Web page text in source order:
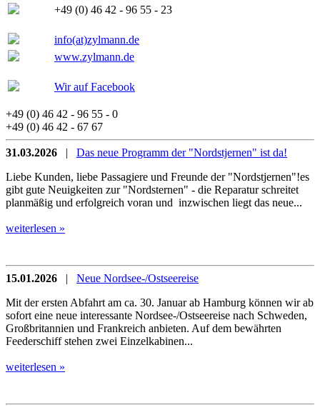
+49 (0) 46 42 - 96 55 - 23
info(at)zylmann.de
www.zylmann.de
Wir auf Facebook
+49 (0) 46 42 - 96 55 - 0
+49 (0) 46 42 - 67 67
31.03.2026 | Das neue Programm der "Nordstjernen" ist da!
Liebe Kunden, liebe Passagiere und Freunde der "Nordstjernen"!es
gibt gute Neuigkeiten zur "Nordsternen" - die Reparatur schreitet
planmäßig und erfolgreich voran und inzwischen liegt das neue...
weiterlesen »
15.01.2026 | Neue Nordsee-/Ostseereise
Mit der ersten Abfahrt am ca. 30. Januar ab Hamburg können wir ab
sofort eine neue interessante Nordsee-/Ostseereise nach Schweden,
Großbritannien und Frankreich anbieten. Auf dem bewährten
Feederschiff stehen zwei Einzelkabinen...
weiterlesen »